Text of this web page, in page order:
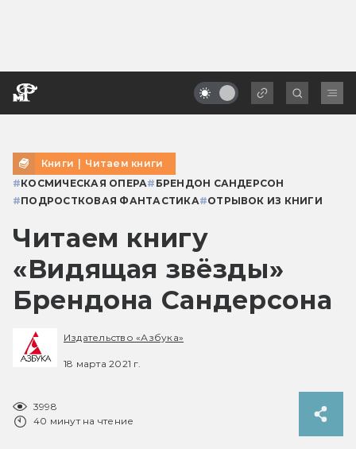
Книги | Читаем книги
#КОСМИЧЕСКАЯ ОПЕРА# БРЕНДОН САНДЕРСОН
#ПОДРОСТКОВАЯ ФАНТАСТИКА#ОТРЫВОК ИЗ КНИГИ
Читаем книгу
«Видящая звёзды»
Брендона Сандерсона
Издательство «Азбука»
18 марта 2021 г.
3998
40 минут на чтение